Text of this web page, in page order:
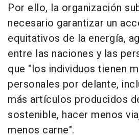
Por ello, la organización
necesario garantizar un
equitativos de la energía,
entre las naciones y las
que "los individuos tienen
personales por delante,
más artículos producidos
sostenible, hacer menos
menos carne".